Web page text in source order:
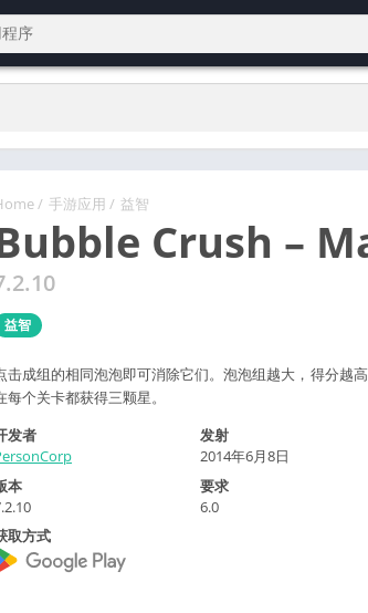
/ 手游应用 / 益智
Crush –
益智
击成组的相同泡泡即可消除它们。泡泡组越大，得分越
每个关卡都获得三颗星。
发者
发射
2014年6月8日
本
要求
6.0
取方式